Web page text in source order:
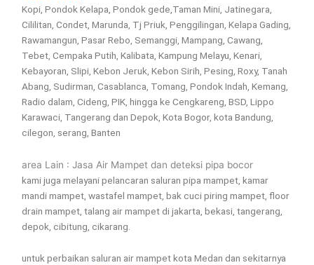
Kopi, Pondok Kelapa, Pondok gede,Taman Mini, Jatinegara,
Cililitan, Condet, Marunda, Tj Priuk, Penggilingan, Kelapa Gading,
Rawamangun, Pasar Rebo, Semanggi, Mampang, Cawang,
Tebet, Cempaka Putih, Kalibata, Kampung Melayu, Kenari,
Kebayoran, Slipi, Kebon Jeruk, Kebon Sirih, Pesing, Roxy, Tanah
Abang, Sudirman, Casablanca, Tomang, Pondok Indah, Kemang,
Radio dalam, Cideng, PIK, hingga ke Cengkareng, BSD, Lippo
Karawaci, Tangerang dan Depok, Kota Bogor, kota Bandung,
cilegon, serang, Banten
area Lain : Jasa Air Mampet dan deteksi pipa bocor
kami juga melayani pelancaran saluran pipa mampet, kamar
mandi mampet, wastafel mampet, bak cuci piring mampet, floor
drain mampet, talang air mampet di jakarta, bekasi, tangerang,
depok, cibitung, cikarang.
untuk perbaikan saluran air mampet kota Medan dan sekitarnya